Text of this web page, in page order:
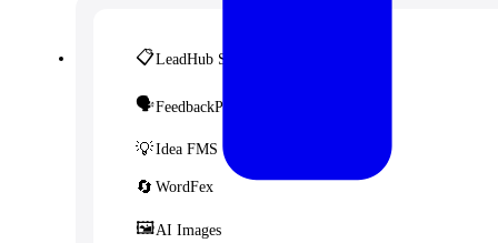
📋LeadHub SaaS
🗣️FeedbackPulse SaaS
💡Idea FMS
🔄 WordFex
🖼️AI Images